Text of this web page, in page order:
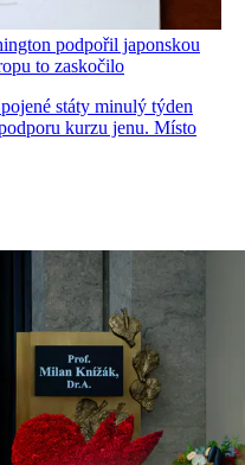
podpořil japonskou
to zaskočilo
státy minulý týden
kurzu jenu. Místo